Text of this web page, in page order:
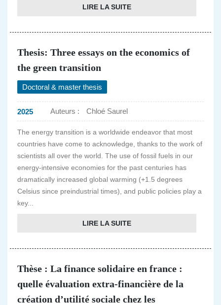
LIRE LA SUITE
Thesis: Three essays on the economics of
the green transition
Doctoral & master thesis
2025 Auteurs : Chloé Saurel
The energy transition is a worldwide endeavor that most
countries have come to acknowledge, thanks to the work of
scientists all over the world. The use of fossil fuels in our
energy-intensive economies for the past centuries has
dramatically increased global warming (+1.5 degrees
Celsius since preindustrial times), and public policies play a
key...
LIRE LA SUITE
Thèse : La finance solidaire en france :
quelle évaluation extra-financière de la
création d’utilité sociale chez les